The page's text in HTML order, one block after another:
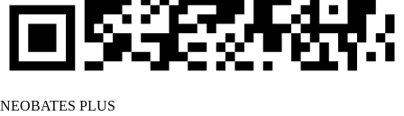
NEOBATES PLUS